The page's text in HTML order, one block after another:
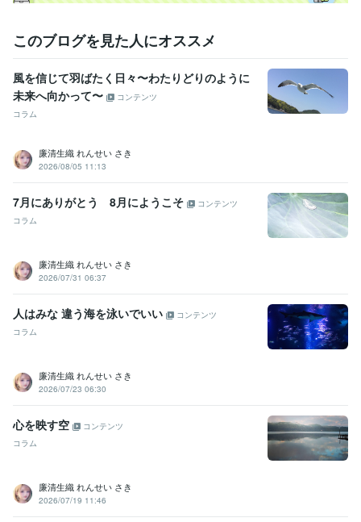
私の子育て 命懸けの波乱続く出産記 マニュアル通りに行かない子育
ての楽しみ方
読売新聞主催  読売写真大賞 特別審査員賞受賞
資格・検定
オラクル認定コンサルタント
手相鑑定士
スピリチュアルタロット士
姓名判断鑑定士
インテリアコーディネーター 取得年 : 1989年
1級建築士 取得年 : 1998年
行動心理士
カラーコーディネーター
パーソナルカラーアナリスト
建築CAD検定試験 取得年 : 1995年
ビジネス・クリエイティブツール
Excel:30年
Adobe Illustrator:30年
Canva:1年SketchUp:1年
Shade:2年Jw_cad:6年
霊視霊感スピリチュアル占い
手相占い・ホクロ占い・数秘・姓名判断
恋愛 結婚 子育て
姓名判断
恋愛・人間関係 DV被害の相談
学歴
このブログを見た人にオススメ
風を信じて羽ばたく日々〜わたりどりのように
未来へ向かって〜
コンテンツ
コラム
廉清生織 れんせい さき
2026/08/05 11:13
7月にありがとう 8月にようこそ
コンテンツ
コラム
廉清生織 れんせい さき
2026/07/31 06:37
人はみな 違う海を泳いでいい
コンテンツ
コラム
廉清生織 れんせい さき
2026/07/23 06:30
心を映す空
コンテンツ
コラム
廉清生織 れんせい さき
2026/07/19 11:46